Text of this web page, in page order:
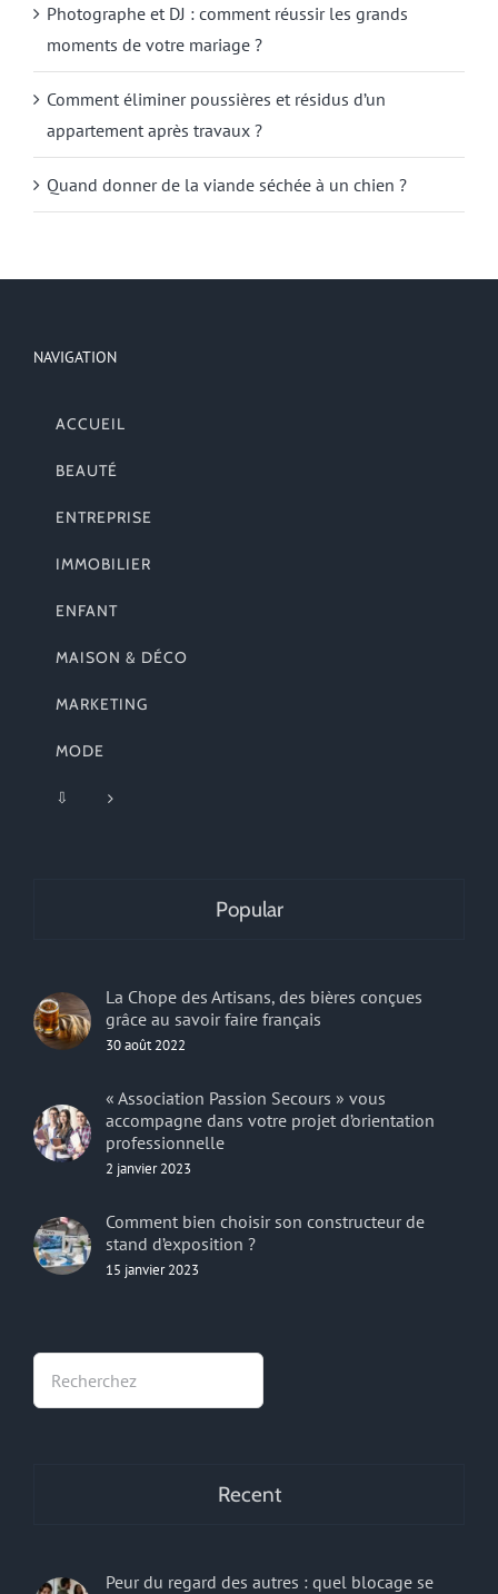
Photographe et DJ : comment réussir les grands
moments de votre mariage ?
Comment éliminer poussières et résidus d’un
appartement après travaux ?
Quand donner de la viande séchée à un chien ?
NAVIGATION
ACCUEIL
BEAUTÉ
ENTREPRISE
IMMOBILIER
ENFANT
MAISON & DÉCO
MARKETING
MODE
⇩
Popular
La Chope des Artisans, des bières conçues
grâce au savoir faire français
30 août 2022
« Association Passion Secours » vous
accompagne dans votre projet d’orientation
professionnelle
2 janvier 2023
Comment bien choisir son constructeur de
stand d’exposition ?
15 janvier 2023
Recent
Peur du regard des autres : quel blocage se